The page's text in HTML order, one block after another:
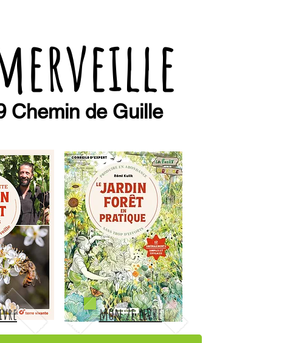
mon 2e livre
Chemin de Guille